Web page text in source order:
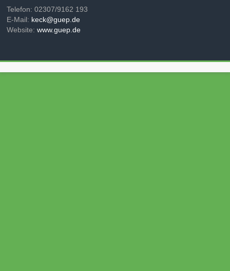
Telefon: 02307/9162 193
E-Mail: keck@guep.de
Website:www.guep.de